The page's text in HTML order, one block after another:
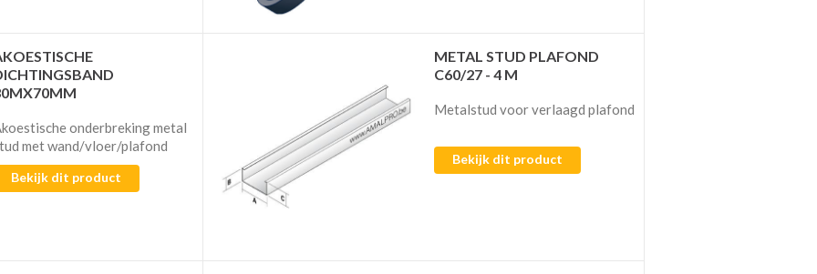
onderbreking metal
met wand/vloer/plafond
Bekijk dit product
METAL STUD PLAFOND
C60/27 - 4 M
Metalstud voor verlaagd plafond
Bekijk dit product